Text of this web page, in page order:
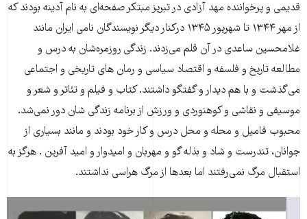
قدیمی و پرخواننده مهد آزادی در تبریز مبتکر صفحه‌ای به نام آدینه بودند که
از مهر ۱۳۴۴ تا شهریور ۱۳۴۵ درکنار دیگر نویسندگان نامی ایران مانند
غلامحسین ساعدی در آن قلم می‌زدند. زندگی روزمره‌شان به درس و
مطالعه تاریخ و فلسفه و اقتصاد سیاسی و رمان های تاریخی و اجتماعی
می‌گذشت و با هم دیدار و گفتگو داشتند. کتاب و فیلم و تئاتر و شعر و
موسیقی و نقاشی و کوهنوردی و ورزش از برنامه زندگی شان دور نمی‌شد.
محبوب فامیل و محله و محل درس و کار خود بودند و مانند بسیاری از
جوانان، تندرست و شاد و بذله گو و مهربان و امیدوار و امید آفرین . هرگز به
استقبال مرگ نمی‌رفتند اما بعدها از مرگ هراسی نداشتند.